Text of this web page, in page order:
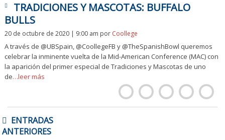
TRADICIONES Y MASCOTAS: BUFFALO
BULLS
20 de octubre de 2020 | 9:00 am por Coollege
A través de @UBSpain, @CoollegeFB y @TheSpanishBowl queremos
celebrar la inminente vuelta de la Mid-American Conference (MAC) con
la aparición del primer especial de Tradiciones y Mascotas de uno
de…leer más
NAVEGACIÓN
DE
ENTRADAS
ENTRADAS
ANTERIORES